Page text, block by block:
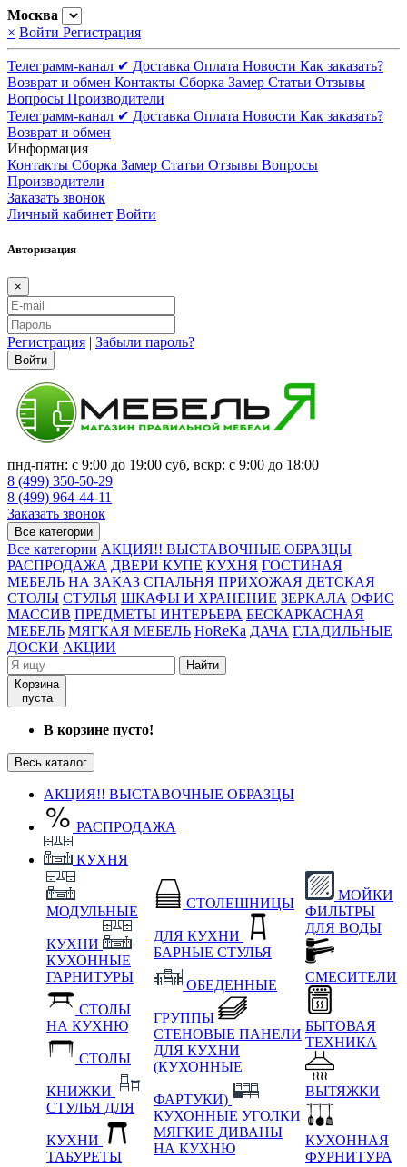
Москва
× Войти Регистрация
Телеграмм-канал ✔ Доставка Оплата Новости Как заказать?
Возврат и обмен Контакты Сборка Замер Статьи Отзывы
Вопросы Производители
Телеграмм-канал ✔ Доставка Оплата Новости Как заказать?
Возврат и обмен
Информация
Контакты Сборка Замер Статьи Отзывы Вопросы
Производители
Заказать звонок
Личный кабинет Войти
Авторизация
×
Регистрация | Забыли пароль?
Войти
пнд-пятн: с 9:00 до 19:00 суб, вскр: с 9:00 до 18:00
8 (499) 350-50-29
8 (499) 964-44-11
Заказать звонок
Все категории
Все категории АКЦИЯ!! ВЫСТАВОЧНЫЕ ОБРАЗЦЫ
РАСПРОДАЖА ДВЕРИ КУПЕ КУХНЯ ГОСТИНАЯ
МЕБЕЛЬ НА ЗАКАЗ СПАЛЬНЯ ПРИХОЖАЯ ДЕТСКАЯ
СТОЛЫ СТУЛЬЯ ШКАФЫ И ХРАНЕНИЕ ЗЕРКАЛА ОФИС
МАССИВ ПРЕДМЕТЫ ИНТЕРЬЕРА БЕСКАРКАСНАЯ
МЕБЕЛЬ МЯГКАЯ МЕБЕЛЬ HoReKa ДАЧА ГЛАДИЛЬНЫЕ
ДОСКИ АКЦИИ
Найти
Корзина
пуста
В корзине пусто!
Весь каталог
АКЦИЯ!! ВЫСТАВОЧНЫЕ ОБРАЗЦЫ
РАСПРОДАЖА
КУХНЯ
МОДУЛЬНЫЕ
КУХНИ
КУХОННЫЕ
ГАРНИТУРЫ
СТОЛЫ
НА КУХНЮ
СТОЛЫ
КНИЖКИ
СТУЛЬЯ ДЛЯ
КУХНИ
ТАБУРЕТЫ
СТОЛЕШНИЦЫ
ДЛЯ КУХНИ
БАРНЫЕ СТУЛЬЯ
ОБЕДЕННЫЕ
ГРУППЫ
СТЕНОВЫЕ ПАНЕЛИ
ДЛЯ КУХНИ
(КУХОННЫЕ
ФАРТУКИ)
КУХОННЫЕ УГОЛКИ
МЯГКИЕ ДИВАНЫ
НА КУХНЮ
МОЙКИ
ФИЛЬТРЫ
ДЛЯ ВОДЫ
СМЕСИТЕЛИ
БЫТОВАЯ
ТЕХНИКА
ВЫТЯЖКИ
КУХОННАЯ
ФУРНИТУРА